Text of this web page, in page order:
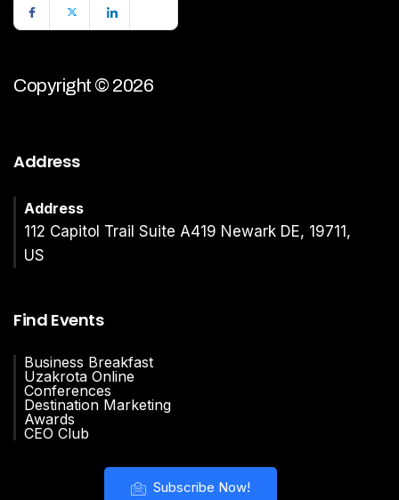
Copyright © 2026
Address
Address
112 Capitol Trail Suite A419 Newark DE, 19711,
US
Find Events
Business Breakfast
Uzakrota Online
Conferences
Destination Marketing
Awards
CEO Club
Subscribe Now!